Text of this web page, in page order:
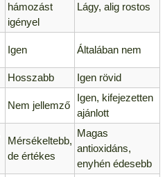
hámozást
igényel
Lágy, alig rostos
Igen Általában nem
Hosszabb
Igen rövid
Nem jellemző
Igen, kifejezetten
ajánlott
Mérsékeltebb,
de értékes
Magas
antioxidáns,
enyhén édesebb